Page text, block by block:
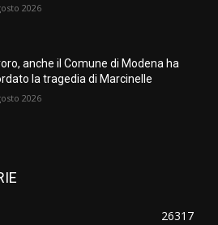
2026
anche il Comune di Modena ha
la tragedia di Marcinelle
2026
26317